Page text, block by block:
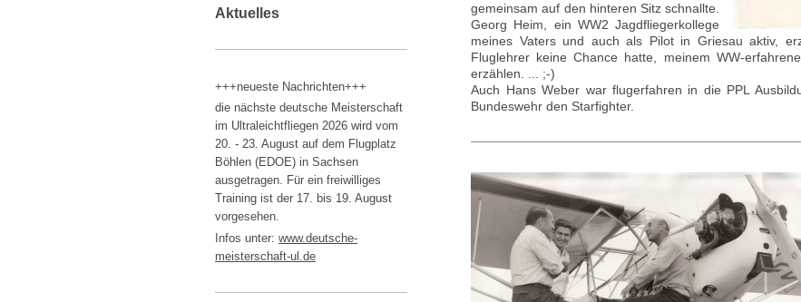
gemeinsam auf den hinteren Sitz schnallte.
Georg Heim, ein WW2 Jagdfliegerkollege
meines Vaters und auch als Pilot in Griesau aktiv,
Fluglehrer keine Chance hatte, meinem WW-
erzählen. ... ;-)
Auch Hans Weber war flugerfahren in die PPL
Bundeswehr den Starfighter.
Aktuelles
+++neueste Nachrichten+++
die nächste deutsche Meisterschaft
im Ultraleichtfliegen 2026 wird vom
20. - 23. August auf dem Flugplatz
Böhlen (EDOE) in Sachsen
ausgetragen. Für ein freiwilliges
Training ist der 17. bis 19. August
vorgesehen.
Infos unter: www.deutsche-
meisterschaft-ul.de